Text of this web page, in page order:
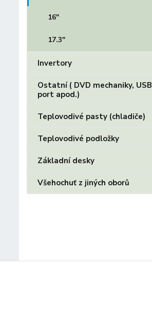
16"
17.3"
Invertory
Ostatní ( DVD mechaniky, USB
port apod.)
Teplovodivé pasty (chladiče)
Teplovodivé podložky
Základní desky
Všehochuť z jiných oborů